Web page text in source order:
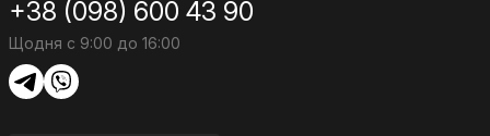
+38 (098) 600 43 90
Щодня с 9:00 до 16:00